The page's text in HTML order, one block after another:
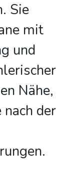
Sie
mit
und
Nähe,
nach der